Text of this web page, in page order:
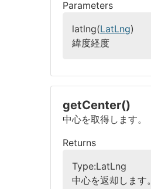
Parameters
latlng(LatLng)
緯度経度
getCenter()
中心を取得します。
Returns
Type:LatLng
中心を返却します。